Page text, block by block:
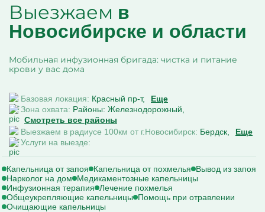
Выезжаем в
Новосибирске и области
Мобильная инфузионная бригада: чистка и питание
крови у вас дома
Базовая локация: Красный пр-т
Еще
Зона охвата: Районы: Железнодорожный
Смотреть все районы
Выезжаем в радиусе 100км от г.Новосибирск: Бердск
Еще
Услуги на выезде:
Капельница от запоя Капельница от похмелья
Вывод из запоя
Нарколог на дом
Медикаментозные капельницы
Инфузионная терапия Лечение похмелья
Общеукрепляющие капельницы
Помощь при отравлении
Очищающие капельницы